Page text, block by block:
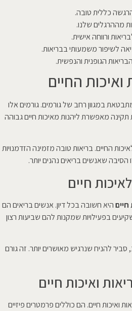
כללית טובה.
מההרגלים שלנו.
ורווחה אישית.
לשיפור משמעותי בבריאות.
הגופנית והנפשית.
החיים
במגוון רחב של גורמים. גורמים אלו
תקינה מאפשרת ליהנות מאיכות חיים גבוהה
החיים. בריאות טובה מזמינה הזדמנויות
הסיבה שאנשים בריאים נהנים יותר.
חיים
היא חשובה בכל דיון. אנשים בריאים הם
בפעילויות שמקנות להם שביעות רצון
להניח שנרגיש מאושרים יותר. זה גורם
ואיכות חיים
ואיכות חיים. הם כוללים פרמטרים פיזיים